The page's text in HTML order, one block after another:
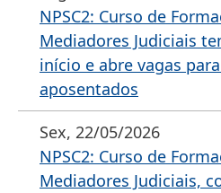
NPSC2: Curso de
Mediadores Judiciais
início e abre vagas
aposentados
Sex, 22/05/2026
NPSC2: Curso de
Mediadores Judiciais,